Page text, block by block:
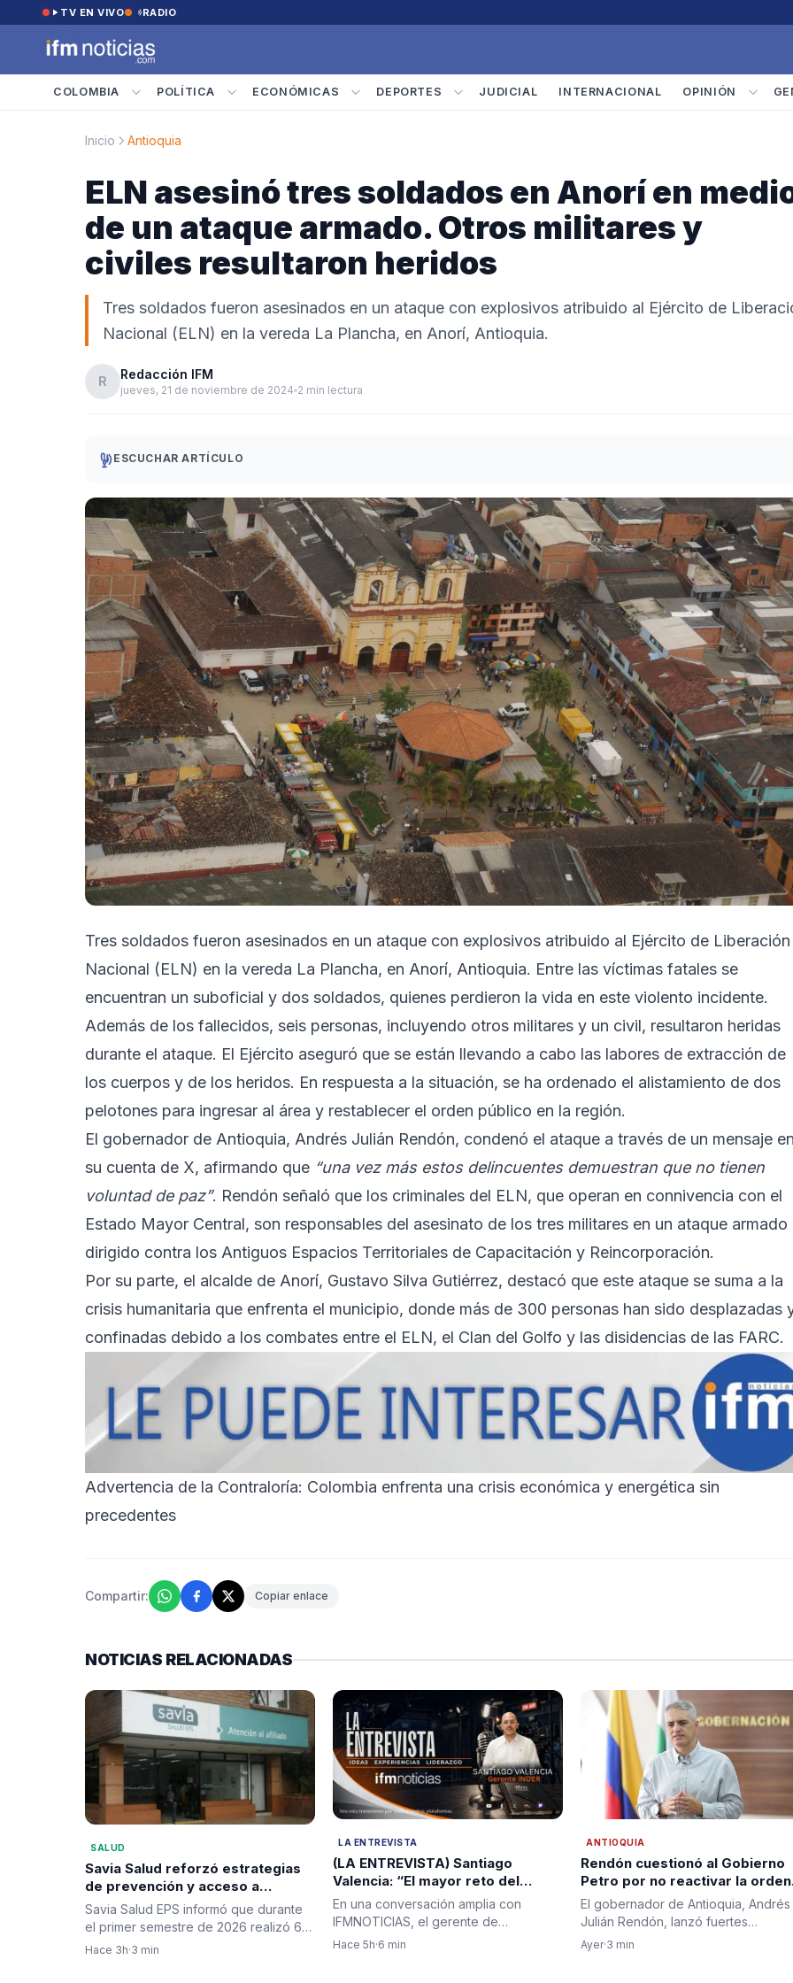
Saltar al contenido
TV EN VIVO RADIO
COLOMBIA POLÍTICA ECONÓMICAS DEPORTES JUDICIAL INTERNACIONAL OPINIÓN
Inicio Antioquia
ELN asesinó tres soldados en Anorí en
de un ataque armado. Otros militares y
civiles resultaron heridos
Tres soldados fueron asesinados en un ataque con explosivos atribuido al Ejército de
Nacional (ELN) en la vereda La Plancha, en Anorí, Antioquia.
R Redacción IFM
jueves, 21 de noviembre de 2024 2 min lectura
ESCUCHAR ARTÍCULO
Tres soldados fueron asesinados en un ataque con explosivos atribuido al Ejército de Liberación
Nacional (ELN) en la vereda La Plancha, en Anorí, Antioquia. Entre las víctimas fatales se
encuentran un suboficial y dos soldados, quienes perdieron la vida en este violento incidente.
Además de los fallecidos, seis personas, incluyendo otros militares y un civil, resultaron heridas
durante el ataque. El Ejército aseguró que se están llevando a cabo las labores de extracción de
los cuerpos y de los heridos. En respuesta a la situación, se ha ordenado el alistamiento de dos
pelotones para ingresar al área y restablecer el orden público en la región.
El gobernador de Antioquia, Andrés Julián Rendón, condenó el ataque a través de un mensaje en
su cuenta de X, afirmando que “una vez más estos delincuentes demuestran que no tienen
voluntad de paz”. Rendón señaló que los criminales del ELN, que operan en connivencia con el
Estado Mayor Central, son responsables del asesinato de los tres militares en un ataque armado
dirigido contra los Antiguos Espacios Territoriales de Capacitación y Reincorporación.
Por su parte, el alcalde de Anorí, Gustavo Silva Gutiérrez, destacó que este ataque se suma a la
crisis humanitaria que enfrenta el municipio, donde más de 300 personas han sido desplazadas
confinadas debido a los combates entre el ELN, el Clan del Golfo y las disidencias de las FARC.
Advertencia de la Contraloría: Colombia enfrenta una crisis económica y energética sin
precedentes
Compartir: Copiar enlace
NOTICIAS RELACIONADAS
SALUD
Savia Salud reforzó estrategias
de prevención y acceso a
métodos anticonceptivos para
sus afiliados
Savia Salud EPS informó que durante
el primer semestre de 2026 realizó 64
jornadas de planificación…
Hace 3h·3 min
LA ENTREVISTA
(LA ENTREVISTA) Santiago
Valencia: “El mayor reto del
nuevo Gobierno será recuperar
la institucionalidad y reconstruir
la confianza en el país”
En una conversación amplia con
IFMNOTICIAS, el gerente de
Indeportes Antioquia, Santiago
Hace 5h·6 min
ANTIOQUIA
Rendón cuestionó al Gobierno
Petro por no reactivar la orden
de captura contra alias
tras admitir fracaso del proceso
El gobernador de Antioquia, Andrés
Julián Rendón, lanzó fuertes
cuestionamientos al Gobierno…
Ayer·3 min